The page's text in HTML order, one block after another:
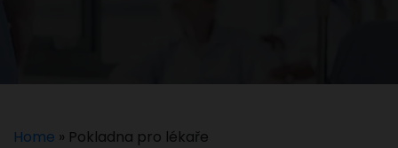
Home » Pokladna pro lékaře